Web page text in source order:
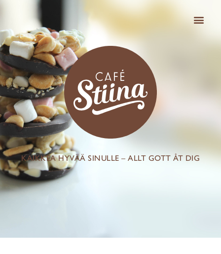
KAIKKEA HYVÄÄ SINULLE – ALLT GOTT ÅT DIG